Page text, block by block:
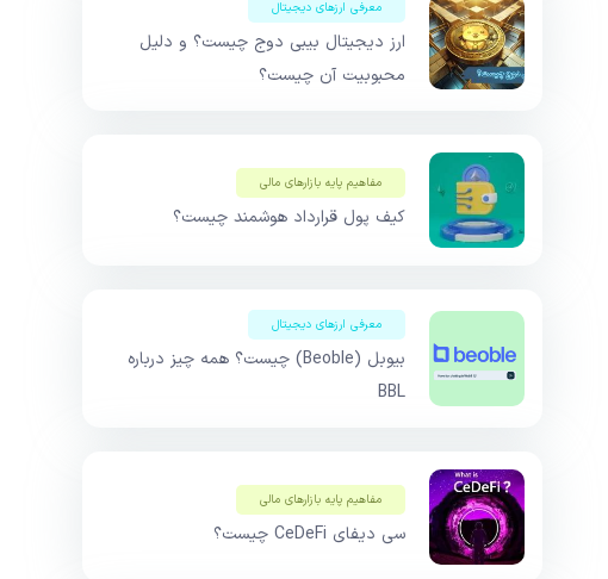
معرفی ارزهای دیجیتال
ارز دیجیتال بیبی دوج چیست؟ و دلیل
محبوبیت آن چیست؟
مفاهیم پایه بازار‌های مالی
کیف پول قرارداد هوشمند چیست؟
معرفی ارزهای دیجیتال
بیوبل (Beoble) چیست؟ همه چیز درباره
BBL
مفاهیم پایه بازار‌های مالی
سی دیفای CeDeFi چیست؟